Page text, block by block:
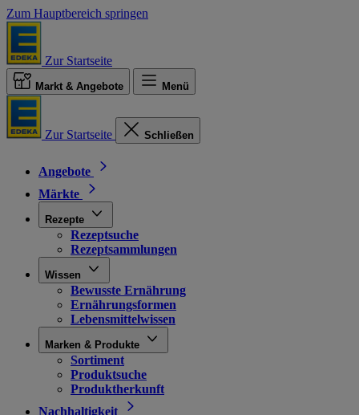
Zum Hauptbereich springen
Zur Startseite
Markt & Angebote Menü
Zur Startseite Schließen
Angebote
Märkte
Rezepte
Rezeptsuche
Rezeptsammlungen
Wissen
Bewusste Ernährung
Ernährungsformen
Lebensmittelwissen
Marken & Produkte
Sortiment
Produktsuche
Produktherkunft
Nachhaltigkeit